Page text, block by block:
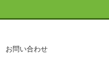
お問い合わせ